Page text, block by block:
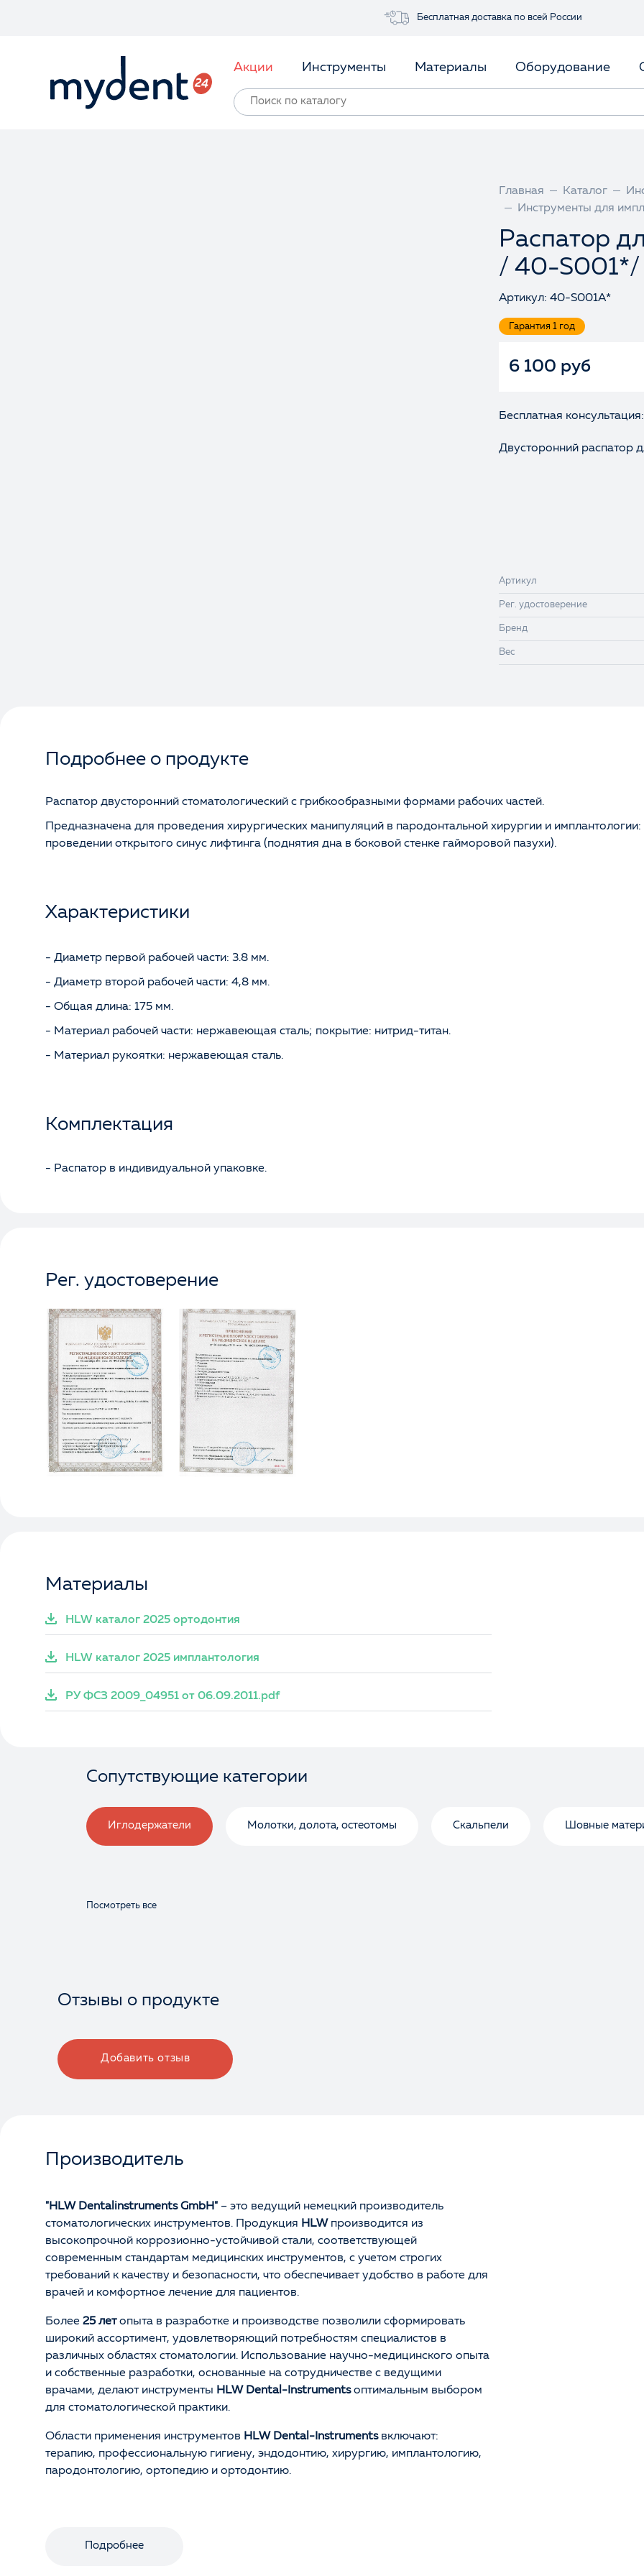
Бесплатная доставка по всей России
Акции Инструменты Материалы Оборудование
Главная Каталог
Инструменты для
Распатор
/ 40-S001*/
Артикул: 40-S001A*
Гарантия 1 год
6 100 руб
Бесплатная консультация:
Двусторонний распатор
Артикул
Рег. удостоверение
Бренд
Вес
Подробнее о продукте
Распатор двусторонний стоматологический с грибкообразными формами рабочих частей.
Предназначена для проведения хирургических манипуляций в пародонтальной хирургии и
проведении открытого синус лифтинга (поднятия дна в боковой стенке гайморовой пазухи).
Характеристики
- Диаметр первой рабочей части: 3.8 мм.
- Диаметр второй рабочей части: 4,8 мм.
- Общая длина: 175 мм.
- Материал рабочей части: нержавеющая сталь; покрытие: нитрид-титан.
- Материал рукоятки: нержавеющая сталь.
Комплектация
- Распатор в индивидуальной упаковке.
Рег. удостоверение
Материалы
HLW каталог 2025 ортодонтия
HLW каталог 2025 имплантология
РУ ФСЗ 2009_04951 от 06.09.2011.pdf
Сопутствующие категории
Иглодержатели Молотки, долота, остеотомы Скальпели Шовные
Посмотреть все
Отзывы о продукте
Добавить отзыв
Производитель
"HLW Dentalinstruments GmbH" – это ведущий немецкий производитель
стоматологических инструментов. Продукция HLW производится из
высокопрочной коррозионно-устойчивой стали, соответствующей
современным стандартам медицинских инструментов, с учетом строгих
требований к качеству и безопасности, что обеспечивает удобство в работе для
врачей и комфортное лечение для пациентов.
Более 25 летопыта в разработке и производстве позволили сформировать
широкий ассортимент, удовлетворяющий потребностям специалистов в
различных областях стоматологии. Использование научно-медицинского опыта
и собственные разработки, основанные на сотрудничестве с ведущими
врачами, делают инструменты HLW Dental-Instrumentsоптимальным выбором
для стоматологической практики.
Области применения инструментов HLW Dental-Instrumentsвключают:
терапию, профессиональную гигиену, эндодонтию, хирургию, имплантологию,
пародонтологию, ортопедию и ортодонтию.
Подробнее